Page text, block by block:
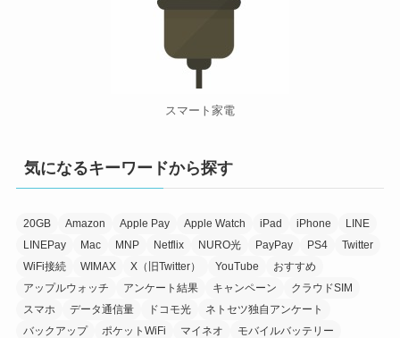
スマート家電
気になるキーワードから探す
20GB Amazon Apple Pay Apple Watch iPad iPhone
LINE
LINEPay
Mac MNP Netflix NURO光 PayPay PS4
Twitter
WiFi接続
WIMAX X（旧Twitter） YouTube
おすすめ
アップルウォッチ
アンケート結果 キャンペーン
クラウドSIM
スマホ
データ通信量 ドコモ光
ネトセツ独自アンケート
バックアップ
ポケットWiFi マイネオ
モバイルバッテリー